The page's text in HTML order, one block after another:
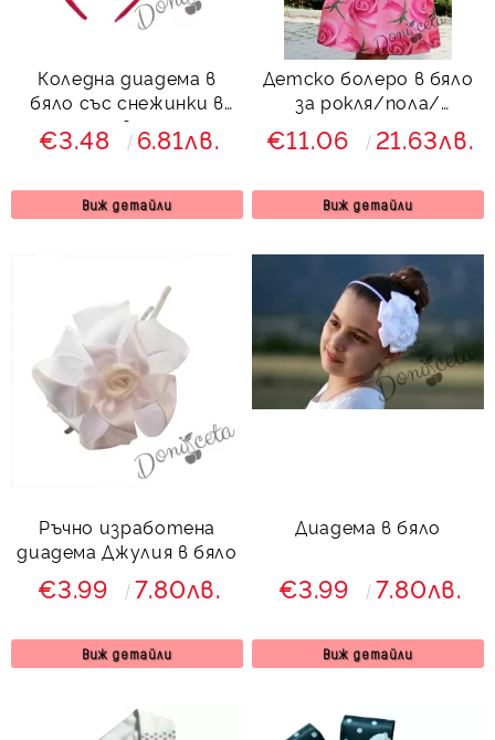
Коледна диадема в
бяло със снежинки в
червено
€3.48 6.81лв.
Виж детайли
Детско болеро в бяло
за рокля/пола/
панталон
€11.06 21.63лв.
Виж детайли
Ръчно изработена
диадема Джулия в бяло
€3.99 7.80лв.
Виж детайли
Диадема в бяло
€3.99 7.80лв.
Виж детайли